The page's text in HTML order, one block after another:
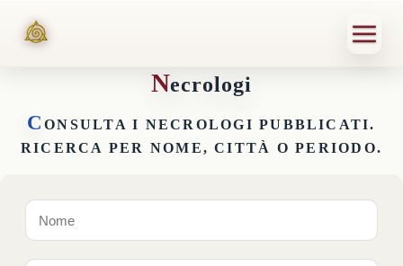
Necrologi
C ONSULTA I NECROLOGI PUBBLICATI.
RICERCA PER NOME, CITTÀ O PERIODO.